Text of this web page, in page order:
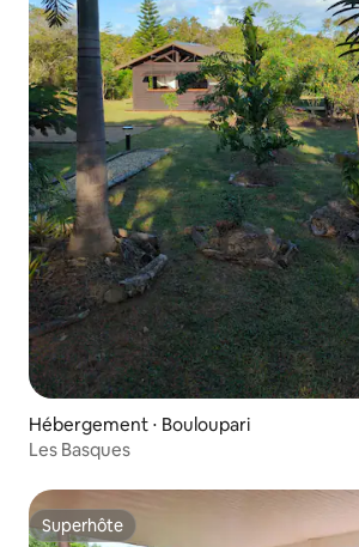
Hébergement ⋅ Bouloupari
Les Basques
Superhôte
Superhôte